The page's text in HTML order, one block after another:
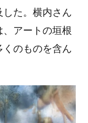
した。横内さん
アートの垣根
のものを含ん